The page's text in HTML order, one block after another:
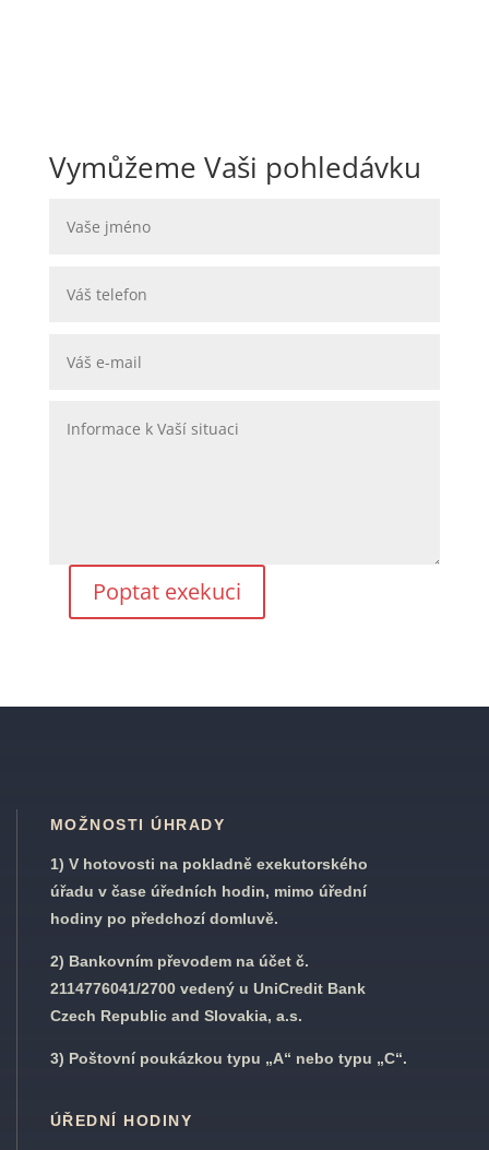
Vymůžeme Vaši pohledávku
Poptat exekuci
MOŽNOSTI ÚHRADY
1) V hotovosti na pokladně exekutorského
úřadu v čase úředních hodin, mimo úřední
hodiny po předchozí domluvě.
2) Bankovním převodem na účet č.
2114776041/2700 vedený u UniCredit Bank
Czech Republic and Slovakia, a.s.
3) Poštovní poukázkou typu „A“ nebo typu „C“.
ÚŘEDNÍ HODINY